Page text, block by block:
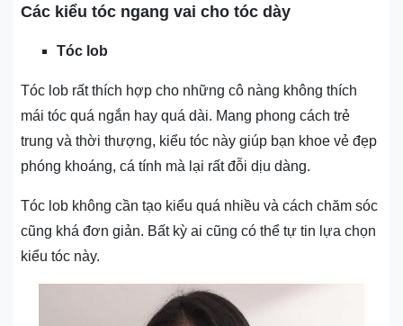
Các kiểu tóc ngang vai cho tóc dày
Tóc lob
Tóc lob rất thích hợp cho những cô nàng không thích
mái tóc quá ngắn hay quá dài. Mang phong cách trẻ
trung và thời thượng, kiểu tóc này giúp bạn khoe vẻ đẹp
phóng khoáng, cá tính mà lại rất đỗi dịu dàng.
Tóc lob không cần tạo kiểu quá nhiều và cách chăm sóc
cũng khá đơn giản. Bất kỳ ai cũng có thể tự tin lựa chọn
kiểu tóc này.